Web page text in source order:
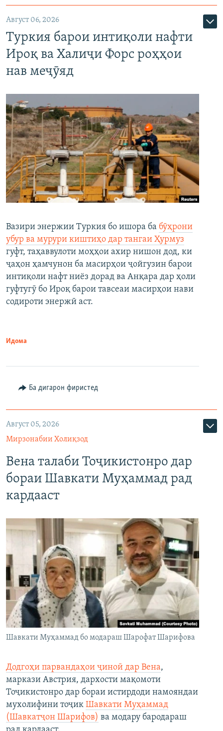
Август 06, 2026
Туркия барои интиқоли нафти
Ироқ ва Халиҷи Форс роҳҳои
нав меҷӯяд
Вазири энержии Туркия бо ишора ба бӯҳрони
убур ва мурури киштиҳо дар тангаи Ҳурмуз
гуфт, таҳаввулоти моҳҳои ахир нишон дод, ки
ҷаҳон ҳамчунон ба масирҳои ҷойгузин барои
интиқоли нафт ниёз дорад ва Анқара дар ҳоли
гуфтугӯ бо Ироқ барои тавсеаи масирҳои нави
содироти энержӣ аст.
Идома
Ба дигарон фиристед
Август 05, 2026
Мирзонабии Холиқзод
Вена талаби Тоҷикистонро дар
бораи Шавкати Муҳаммад рад
кардааст
Шавкати Муҳаммад бо модараш Шарофат Шарифова
Додгоҳи парвандаҳои ҷиноӣ дар Вена,
маркази Австрия, дархости мақомоти
Тоҷикистонро дар бораи истирдоди намояндаи
мухолифини тоҷик Шавкати Муҳаммад
(Шавкатҷон Шарифов) ва модару бародараш